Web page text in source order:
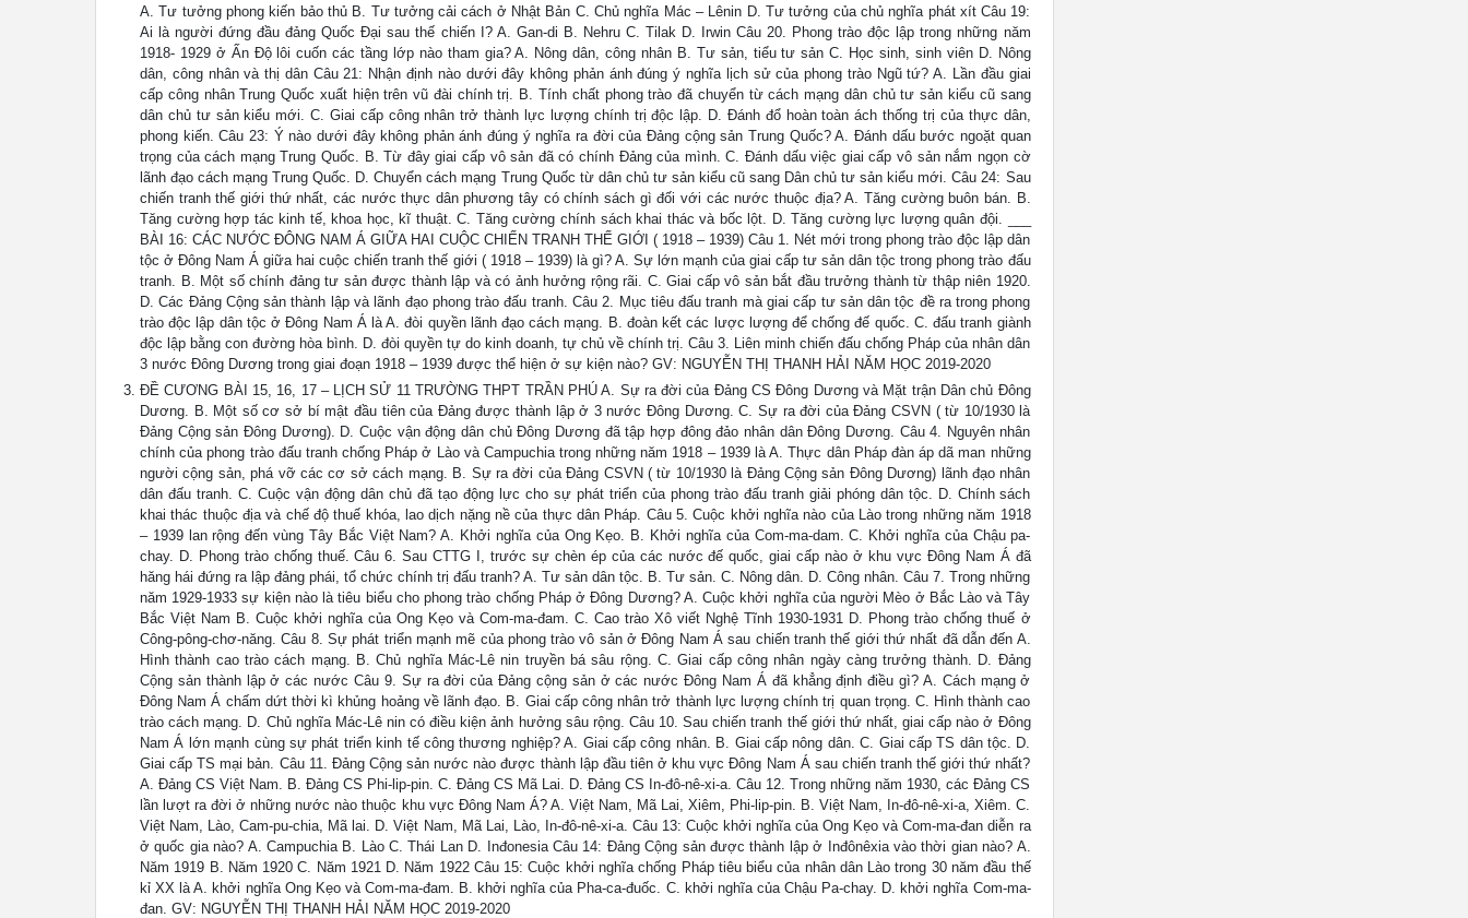
A. Tư tưởng phong kiến bảo thủ B. Tư tưởng cải cách ở Nhật Bản C. Chủ nghĩa Mác – Lênin D. Tư tưởng của chủ nghĩa phát xít Câu 19:
Ai là người đứng đầu đảng Quốc Đại sau thế chiến I? A. Gan-di B. Nehru C. Tilak D. Irwin Câu 20. Phong trào độc lập trong những năm
1918- 1929 ở Ấn Độ lôi cuốn các tầng lớp nào tham gia? A. Nông dân, công nhân B. Tư sản, tiểu tư sản C. Học sinh, sinh viên D. Nông
dân, công nhân và thị dân Câu 21: Nhận định nào dưới đây không phản ánh đúng ý nghĩa lịch sử của phong trào Ngũ tứ? A. Lần đầu giai
cấp công nhân Trung Quốc xuất hiện trên vũ đài chính trị. B. Tính chất phong trào đã chuyển từ cách mạng dân chủ tư sản kiểu cũ sang
dân chủ tư sản kiểu mới. C. Giai cấp công nhân trở thành lực lượng chính trị độc lập. D. Đánh đổ hoàn toàn ách thống trị của thực dân,
phong kiến. Câu 23: Ý nào dưới đây không phản ánh đúng ý nghĩa ra đời của Đảng cộng sản Trung Quốc? A. Đánh dấu bước ngoặt quan
trọng của cách mạng Trung Quốc. B. Từ đây giai cấp vô sản đã có chính Đảng của mình. C. Đánh dấu việc giai cấp vô sản nắm ngọn cờ
lãnh đạo cách mạng Trung Quốc. D. Chuyển cách mạng Trung Quốc từ dân chủ tư sản kiểu cũ sang Dân chủ tư sản kiểu mới. Câu 24: Sau
chiến tranh thế giới thứ nhất, các nước thực dân phương tây có chính sách gì đối với các nước thuộc địa? A. Tăng cường buôn bán. B.
Tăng cường hợp tác kinh tế, khoa học, kĩ thuật. C. Tăng cường chính sách khai thác và bốc lột. D. Tăng cường lực lượng quân đội. ___
BÀI 16: CÁC NƯỚC ĐÔNG NAM Á GIỮA HAI CUỘC CHIẾN TRANH THẾ GIỚI ( 1918 – 1939) Câu 1. Nét mới trong phong trào độc lập dân
tộc ở Đông Nam Á giữa hai cuộc chiến tranh thế giới ( 1918 – 1939) là gì? A. Sự lớn mạnh của giai cấp tư sản dân tộc trong phong trào đấu
tranh. B. Một số chính đảng tư sản được thành lập và có ảnh hưởng rộng rãi. C. Giai cấp vô sản bắt đầu trưởng thành từ thập niên 1920.
D. Các Đảng Cộng sản thành lập và lãnh đạo phong trào đấu tranh. Câu 2. Mục tiêu đấu tranh mà giai cấp tư sản dân tộc đề ra trong phong
trào độc lập dân tộc ở Đông Nam Á là A. đòi quyền lãnh đạo cách mạng. B. đoàn kết các lược lượng để chống đế quốc. C. đấu tranh giành
độc lập bằng con đường hòa bình. D. đòi quyền tự do kinh doanh, tự chủ về chính trị. Câu 3. Liên minh chiến đấu chống Pháp của nhân dân
3 nước Đông Dương trong giai đoạn 1918 – 1939 được thể hiện ở sự kiện nào? GV: NGUYỄN THỊ THANH HẢI NĂM HỌC 2019-2020
ĐỀ CƯƠNG BÀI 15, 16, 17 – LỊCH SỬ 11 TRƯỜNG THPT TRẦN PHÚ A. Sự ra đời của Đảng CS Đông Dương và Mặt trận Dân chủ Đông
Dương. B. Một số cơ sở bí mật đầu tiên của Đảng được thành lập ở 3 nước Đông Dương. C. Sự ra đời của Đảng CSVN ( từ 10/1930 là
Đảng Cộng sản Đông Dương). D. Cuộc vận động dân chủ Đông Dương đã tập hợp đông đảo nhân dân Đông Dương. Câu 4. Nguyên nhân
chính của phong trào đấu tranh chống Pháp ở Lào và Campuchia trong những năm 1918 – 1939 là A. Thực dân Pháp đàn áp dã man những
người cộng sản, phá vỡ các cơ sở cách mạng. B. Sự ra đời của Đảng CSVN ( từ 10/1930 là Đảng Cộng sản Đông Dương) lãnh đạo nhân
dân đấu tranh. C. Cuộc vận động dân chủ đã tạo động lực cho sự phát triển của phong trào đấu tranh giải phóng dân tộc. D. Chính sách
khai thác thuộc địa và chế độ thuế khóa, lao dịch nặng nề của thực dân Pháp. Câu 5. Cuộc khởi nghĩa nào của Lào trong những năm 1918
– 1939 lan rộng đến vùng Tây Bắc Việt Nam? A. Khởi nghĩa của Ong Kẹo. B. Khởi nghĩa của Com-ma-dam. C. Khởi nghĩa của Chậu pa-
chay. D. Phong trào chống thuế. Câu 6. Sau CTTG I, trước sự chèn ép của các nước đế quốc, giai cấp nào ở khu vực Đông Nam Á đã
hăng hái đứng ra lập đảng phái, tổ chức chính trị đấu tranh? A. Tư sản dân tộc. B. Tư sản. C. Nông dân. D. Công nhân. Câu 7. Trong những
năm 1929-1933 sự kiện nào là tiêu biểu cho phong trào chống Pháp ở Đông Dương? A. Cuộc khởi nghĩa của người Mèo ở Bắc Lào và Tây
Bắc Việt Nam B. Cuộc khởi nghĩa của Ong Kẹo và Com-ma-đam. C. Cao trào Xô viết Nghệ Tĩnh 1930-1931 D. Phong trào chống thuế ở
Công-pông-chơ-năng. Câu 8. Sự phát triển mạnh mẽ của phong trào vô sản ở Đông Nam Á sau chiến tranh thế giới thứ nhất đã dẫn đến A.
Hình thành cao trào cách mạng. B. Chủ nghĩa Mác-Lê nin truyền bá sâu rộng. C. Giai cấp công nhân ngày càng trưởng thành. D. Đảng
Cộng sản thành lập ở các nước Câu 9. Sự ra đời của Đảng cộng sản ở các nước Đông Nam Á đã khẳng định điều gì? A. Cách mạng ở
Đông Nam Á chấm dứt thời kì khủng hoảng về lãnh đạo. B. Giai cấp công nhân trở thành lực lượng chính trị quan trọng. C. Hình thành cao
trào cách mạng. D. Chủ nghĩa Mác-Lê nin có điều kiện ảnh hưởng sâu rộng. Câu 10. Sau chiến tranh thế giới thứ nhất, giai cấp nào ở Đông
Nam Á lớn mạnh cùng sự phát triển kinh tế công thương nghiệp? A. Giai cấp công nhân. B. Giai cấp nông dân. C. Giai cấp TS dân tộc. D.
Giai cấp TS mại bản. Câu 11. Đảng Cộng sản nước nào được thành lập đầu tiên ở khu vực Đông Nam Á sau chiến tranh thế giới thứ nhất?
A. Đảng CS Việt Nam. B. Đảng CS Phi-lip-pin. C. Đảng CS Mã Lai. D. Đảng CS In-đô-nê-xi-a. Câu 12. Trong những năm 1930, các Đảng CS
lần lượt ra đời ở những nước nào thuộc khu vực Đông Nam Á? A. Việt Nam, Mã Lai, Xiêm, Phi-lip-pin. B. Việt Nam, In-đô-nê-xi-a, Xiêm. C.
Việt Nam, Lào, Cam-pu-chia, Mã lai. D. Việt Nam, Mã Lai, Lào, In-đô-nê-xi-a. Câu 13: Cuộc khởi nghĩa của Ong Kẹo và Com-ma-đan diễn ra
ở quốc gia nào? A. Campuchia B. Lào C. Thái Lan D. Inđonesia Câu 14: Đảng Cộng sản được thành lập ở Inđônêxia vào thời gian nào? A.
Năm 1919 B. Năm 1920 C. Năm 1921 D. Năm 1922 Câu 15: Cuộc khởi nghĩa chống Pháp tiêu biểu của nhân dân Lào trong 30 năm đầu thế
kỉ XX là A. khởi nghĩa Ong Kẹo và Com-ma-đam. B. khởi nghĩa của Pha-ca-đuốc. C. khởi nghĩa của Chậu Pa-chay. D. khởi nghĩa Com-ma-
đan. GV: NGUYỄN THỊ THANH HẢI NĂM HỌC 2019-2020